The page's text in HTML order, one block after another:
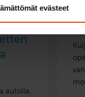
evästeet
autolla,